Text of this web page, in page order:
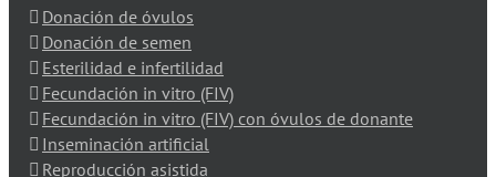
Donación de óvulos
Donación de semen
Esterilidad e infertilidad
Fecundación in vitro (FIV)
Fecundación in vitro (FIV) con óvulos de donante
Inseminación artificial
Reproducción asistida